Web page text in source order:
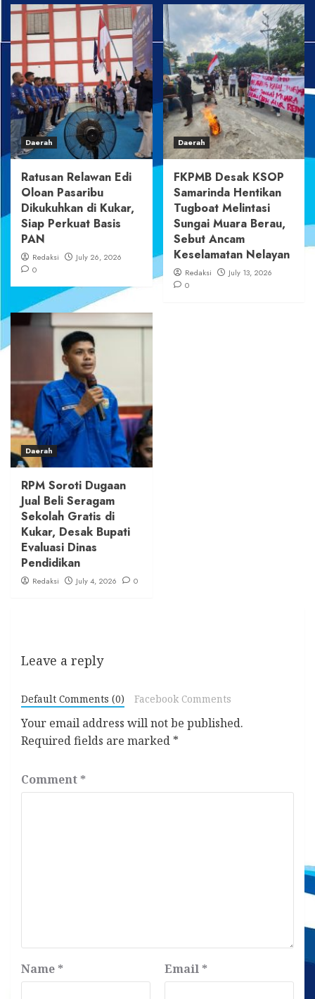
Daerah
Ratusan Relawan Edi
Oloan Pasaribu
Dikukuhkan di Kukar,
Siap Perkuat Basis
PAN
Redaksi
July 26, 2026
0
Daerah
FKPMB Desak KSOP
Samarinda Hentikan
Tugboat Melintasi
Sungai Muara Berau,
Sebut Ancam
Keselamatan Nelayan
Redaksi
July 13, 2026
0
Daerah
RPM Soroti Dugaan
Jual Beli Seragam
Sekolah Gratis di
Kukar, Desak Bupati
Evaluasi Dinas
Pendidikan
Redaksi July 4, 2026 0
Leave a reply
Default Comments (0) Facebook Comments
Your email address will not be published.
Required fields are marked *
Comment *
Name * Email *